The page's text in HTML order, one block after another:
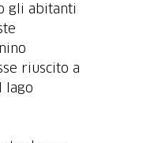
gli abitanti
riuscito a
lago